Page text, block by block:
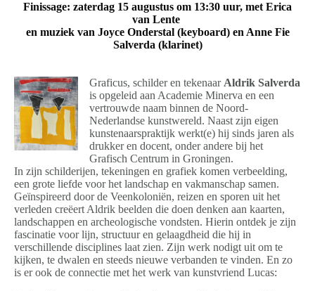
Finissage: zaterdag 15 augustus om 13:30 uur, met Erica
van Lente
en muziek van Joyce Onderstal (keyboard) en Anne Fie
Salverda (klarinet)
Graficus, schilder en tekenaar Aldrik Salverda
is opgeleid aan Academie Minerva en een
vertrouwde naam binnen de Noord-
Nederlandse kunstwereld. Naast zijn eigen
kunstenaarspraktijk werkt(e) hij sinds jaren als
drukker en docent, onder andere bij het
Grafisch Centrum in Groningen.
In zijn schilderijen, tekeningen en grafiek komen verbeelding,
een grote liefde voor het landschap en vakmanschap samen.
Geïnspireerd door de Veenkoloniën, reizen en sporen uit het
verleden creëert Aldrik beelden die doen denken aan kaarten,
landschappen en archeologische vondsten. Hierin ontdek je zijn
fascinatie voor lijn, structuur en gelaagdheid die hij in
verschillende disciplines laat zien. Zijn werk nodigt uit om te
kijken, te dwalen en steeds nieuwe verbanden te vinden. En zo
is er ook de connectie met het werk van kunstvriend Lucas: